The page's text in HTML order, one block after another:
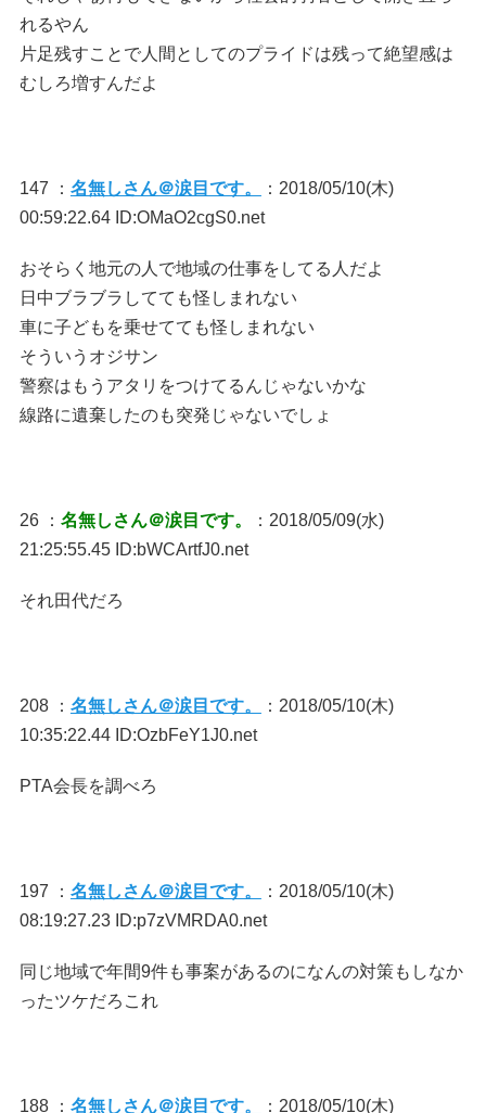
れるやん
片足残すことで人間としてのプライドは残って絶望感は
むしろ増すんだよ
147 ： 名無しさん＠涙目です。
：2018/05/10(木)
00:59:22.64 ID:OMaO2cgS0.net
おそらく地元の人で地域の仕事をしてる人だよ
日中ブラブラしてても怪しまれない
車に子どもを乗せてても怪しまれない
そういうオジサン
警察はもうアタリをつけてるんじゃないかな
線路に遺棄したのも突発じゃないでしょ
26 ： 名無しさん＠涙目です。
：2018/05/09(水)
21:25:55.45 ID:bWCArtfJ0.net
それ田代だろ
208 ： 名無しさん＠涙目です。
：2018/05/10(木)
10:35:22.44 ID:OzbFeY1J0.net
PTA会長を調べろ
197 ： 名無しさん＠涙目です。
：2018/05/10(木)
08:19:27.23 ID:p7zVMRDA0.net
同じ地域で年間9件も事案があるのになんの対策もしなか
ったツケだろこれ
188 ： 名無しさん＠涙目です。
：2018/05/10(木)